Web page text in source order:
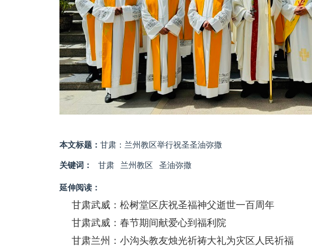
本文标题： 甘肃：兰州教区举行祝圣圣油弥撒
关键词： 甘肃 兰州教区 圣油弥撒
延伸阅读：
甘肃武威：松树堂区庆祝圣福神父逝世一百周年
甘肃武威：春节期间献爱心到福利院
甘肃兰州：小沟头教友烛光祈祷大礼为灾区人民祈福